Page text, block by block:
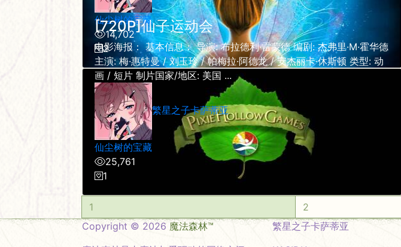
仙尘树的宝藏
14,702
2
[720P]仙子运动会
电影海报： 基本信息： 导演: 布拉德利·雷蒙德 编剧: 杰弗里·M·霍华德
主演: 梅·惠特曼 / 刘玉玲 / 帕梅拉·阿德龙 / 安杰丽卡·休斯顿 类型: 动
画 / 短片 制片国家/地区: 美国 ...
繁星之子卡萨蒂亚
仙尘树的宝藏
25,761
1
1
2
Copyright © 2026 魔法森林™
繁星之子卡萨蒂亚